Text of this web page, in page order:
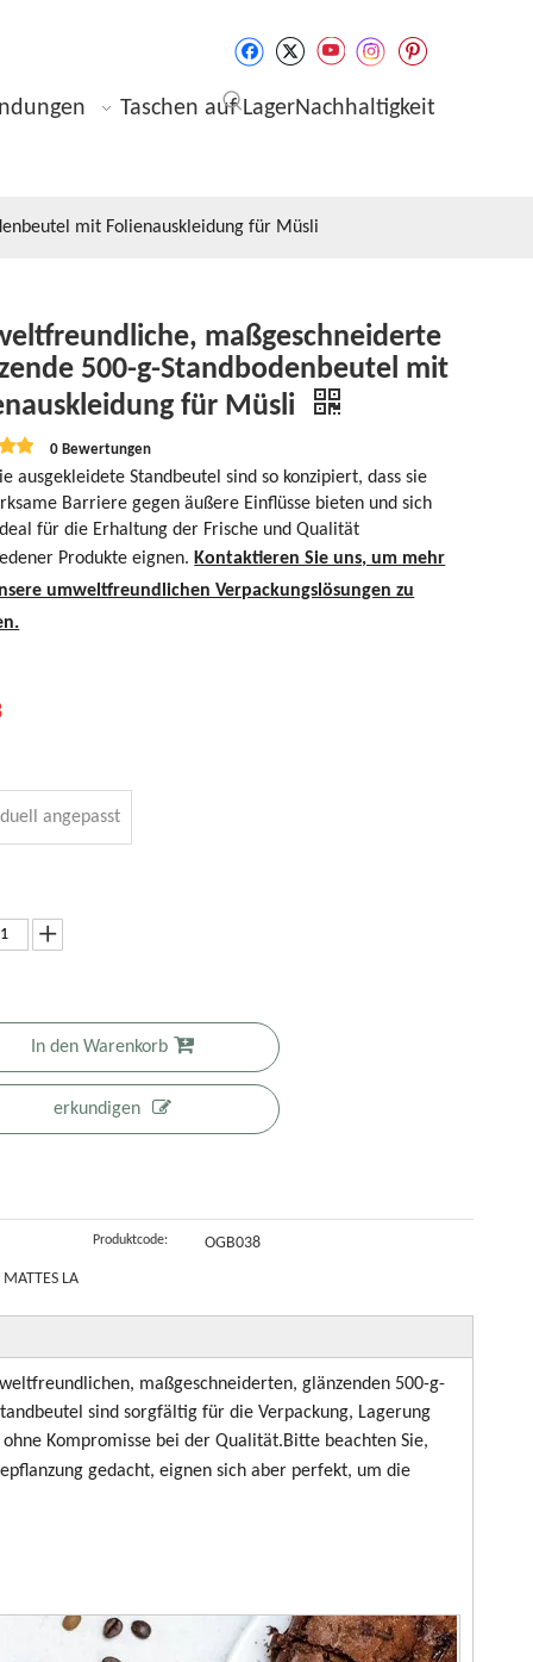
Taschen auf LagerNachhaltigkeit
mit Folienauskleidung für Müsli
Beste Bio-
Großhandel
Standbeutel
für
Cashewnüsse
maßgeschneiderte
500-g-Standbodenbeutel mit
für Müsli
0 Bewertungen
ausgekleidete Standbeutel sind so konzipiert, dass sie
Barriere gegen äußere Einflüsse bieten und sich
für die Erhaltung der Frische und Qualität
Produkte eignen. Kontaktieren Sie uns, um mehr
umweltfreundlichen Verpackungslösungen zu
angepasst
In den Warenkorb
erkundigen
Produktcode: OGB038
LA
maßgeschneiderten, glänzenden 500-g-
sind sorgfältig für die Verpackung, Lagerung
Kompromisse bei der Qualität.Bitte beachten Sie,
gedacht, eignen sich aber perfekt, um die